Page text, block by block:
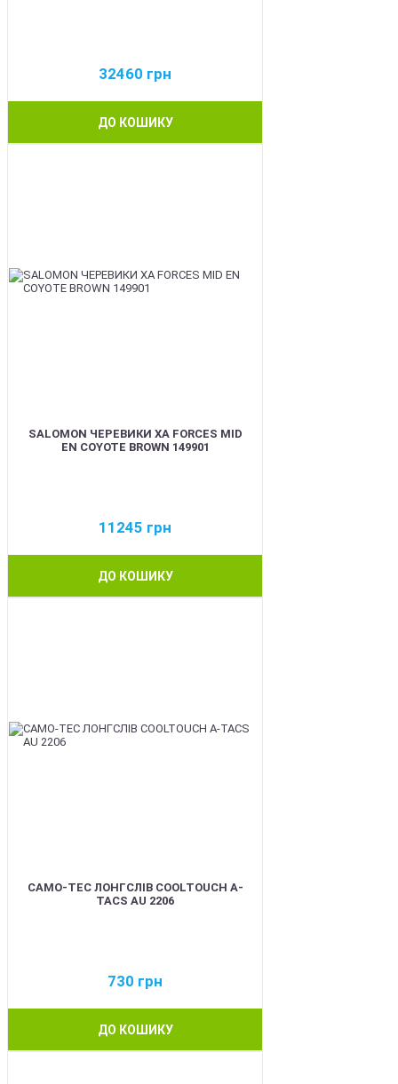
32460 грн
ДО КОШИКУ
SALOMON ЧЕРЕВИКИ XA FORCES MID
EN COYOTE BROWN 149901
11245 грн
ДО КОШИКУ
CAMO-TEC ЛОНГСЛІВ COOLTOUCH A-
TACS AU 2206
730 грн
ДО КОШИКУ